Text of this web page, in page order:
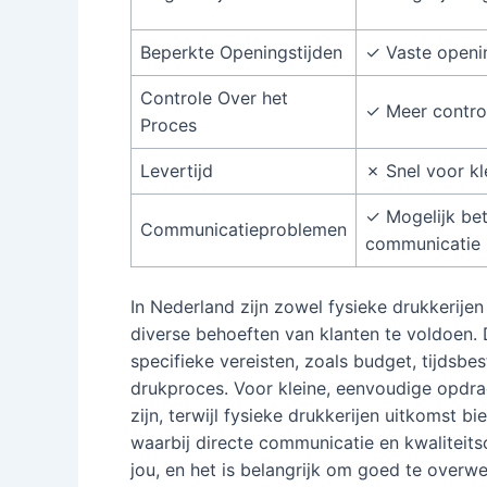
Beperkte Openingstijden ✓ Vaste
Controle Over het
Proces
✓ Meer
Levertijd ✗ Snel voor
Communicatieproblemen
✓ Mogelijk
communicatie
In Nederland zijn zowel fysieke
diverse behoeften van klanten te
specifieke vereisten, zoals budget,
drukproces. Voor kleine, eenvoudige
zijn, terwijl fysieke drukkerijen uitkomst
waarbij directe communicatie en
jou, en het is belangrijk om goed te